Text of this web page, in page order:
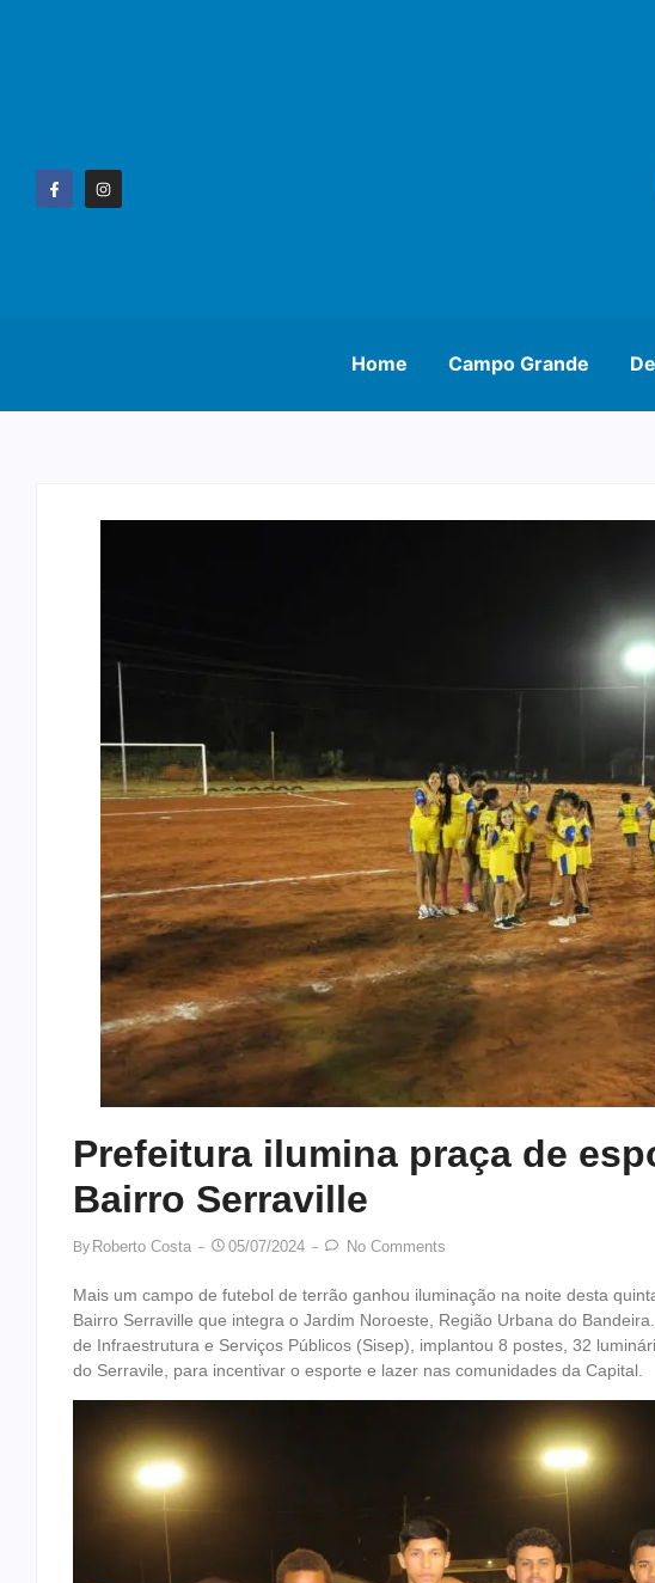
Home Campo Grande
Prefeitura ilumina praça de
Bairro Serraville
By Roberto Costa 05/07/2024 No Comments
Mais um campo de futebol de terrão ganhou iluminação na noite desta
Bairro Serraville que integra o Jardim Noroeste, Região Urbana do
de Infraestrutura e Serviços Públicos (Sisep), implantou 8 postes, 32
do Serravile, para incentivar o esporte e lazer nas comunidades da Capital.